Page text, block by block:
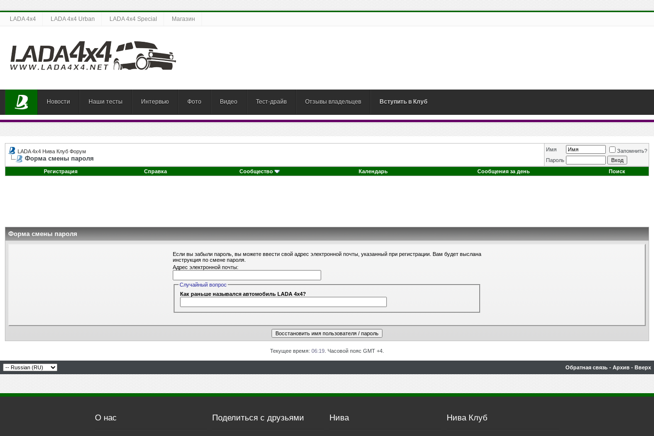
LADA 4x4 LADA 4x4 Urban LADA 4x4 Special Магазин
Новости Наши тесты Интервью Фото Видео Тест-драйв Отзывы владельцев Вступить в Клуб
LADA 4x4 Нива Клуб Форум
Форма смены пароля
Имя
Запомнить?
Пароль
Регистрация
Справка Сообщество Календарь Сообщения за день Поиск
Форма смены пароля
Если вы забыли пароль, вы можете ввести свой адрес электронной почты, указанный при регистрации. Вам будет выслана
инструкция по смене пароля.
Адрес электронной почты:
Случайный вопрос
Как раньше назывался автомобиль LADA 4x4?
Текущее время: 06:19 . Часовой пояс GMT +4.
Обратная связь - Архив - Вверх
О нас Поделиться с друзьями Нива Нива Клуб